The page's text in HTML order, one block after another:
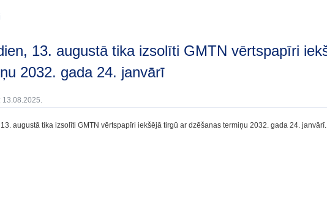
2032. gada 24. janvārī
13.08.2025.
augustā tika izsolīti GMTN vērtspapīri iekšējā tirgū ar dzēšanas termiņu 2032. gada 24. janvārī.